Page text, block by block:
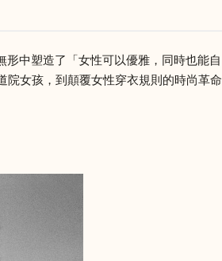
中塑造了「女性可以優雅，同時也能自
院女孩，到顛覆女性穿衣規則的時尚革命